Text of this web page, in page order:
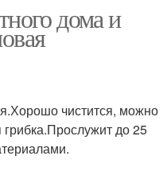
дома и
чистится, можно
до 25